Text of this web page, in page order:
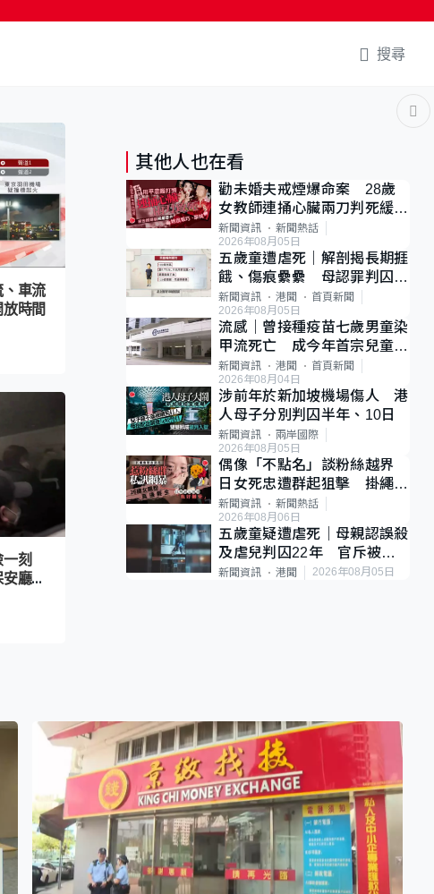
搜尋
車流
時間
一刻
廳定
其他人也在看
勸未婚夫戒煙爆命案 28歲
女教師連捅心臟兩刀判死緩
母斥判太重已上訴
新聞資訊
新聞熱話
2026年08月05日
五歲童遭虐死｜解剖揭長期捱
餓、傷痕纍纍 母認罪判囚
22年 官斥冷血：同類案最
惡劣
新聞資訊 港聞
首頁新聞
2026年08月05日
流感｜曾接種疫苗七歲男童染
甲流死亡 成今年首宗兒童感
染離世個案
新聞資訊 港聞
首頁新聞
2026年08月04日
涉前年於新加坡機場傷人 港
人母子分別判囚半年、10日
新聞資訊
兩岸國際
2026年08月05日
偶像「不點名」談粉絲越界
日女死忠遭群起狙擊 掛繩開
直播道歉後輕生
新聞資訊
新聞熱話
2026年08月06日
五歲童疑遭虐死｜母親認誤殺
及虐兒判囚22年 官斥被告
殘忍、同類案最惡劣
新聞資訊 港聞 2026年08月05日